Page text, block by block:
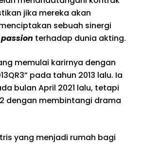
jika mereka akan
sebuah sinergi
passion terhadap dunia akting.
memulai karirnya dengan
pada tahun 2013 lalu. Ia
bulan April 2021 lalu, tetapi
dengan membintangi drama
yang menjadi rumah bagi